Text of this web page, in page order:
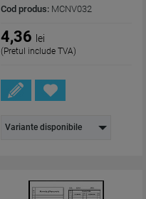
Cod produs: MCNV032
4,36 lei
(Pretul include TVA)
Variante disponibile